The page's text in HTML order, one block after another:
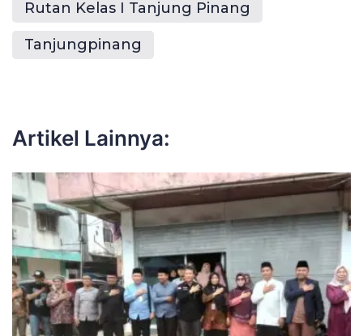
Rutan Kelas I Tanjung Pinang
Tanjungpinang
Artikel Lainnya: